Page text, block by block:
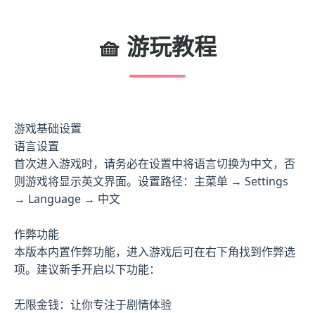
🧺 游玩教程
游戏基础设置
语言设置
首次进入游戏时，请务必在设置中将语言切换为中文，否
则游戏将显示英文界面。设置路径：主菜单 → Settings
→ Language → 中文
作弊功能
本版本内置作弊功能，进入游戏后可在右下角找到作弊选
项。建议新手开启以下功能：
无限金钱：让你专注于剧情体验